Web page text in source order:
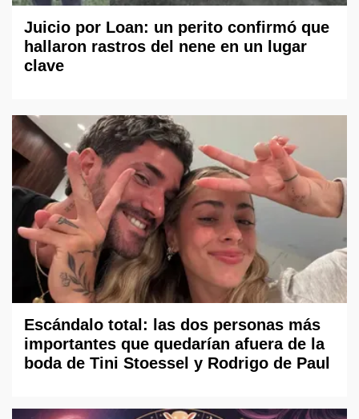
Juicio por Loan: un perito confirmó que
hallaron rastros del nene en un lugar
clave
Escándalo total: las dos personas más
importantes que quedarían afuera de la
boda de Tini Stoessel y Rodrigo de Paul